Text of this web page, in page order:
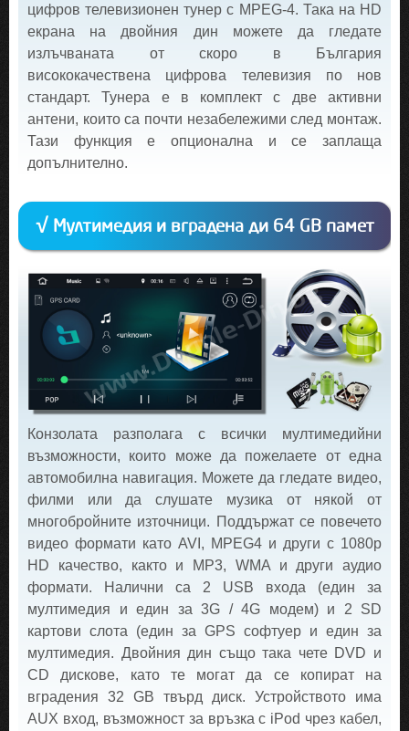
цифров телевизионен тунер с MPEG-4. Така на HD
екрана на двойния дин можете да гледате
излъчваната от скоро в България
висококачествена цифрова телевизия по нов
стандарт. Тунера е в комплект с две активни
антени, които са почти незабележими след монтаж.
Тази функция е опционална и се заплаща
допълнително.
√ Мултимедия и вградена ди 64 GB памет
Конзолата разполага с всички мултимедийни
възможности, които може да пожелаете от една
автомобилна навигация. Можете да гледате видео,
филми или да слушате музика от някой от
многобройните източници. Поддържат се повечето
видео формати като AVI, MPEG4 и други с 1080p
HD качество, както и MP3, WMA и други аудио
формати. Налични са 2 USB входа (един за
мултимедия и един за 3G / 4G модем) и 2 SD
картови слота (един за GPS софтуер и един за
мултимедия. Двойния дин също така чете DVD и
CD дискове, като те могат да се копират на
вградения 32 GB твърд диск. Устройството има
AUX вход, възможност за връзка с iPod чрез кабел,